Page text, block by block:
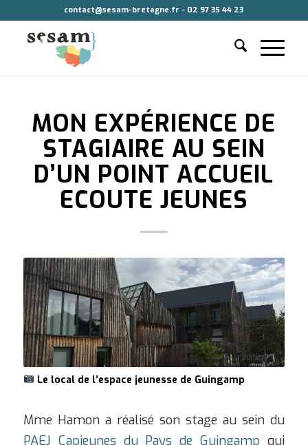
contact@sesam-bretagne.fr - 02 97 35 44 23
MON EXPÉRIENCE DE
STAGIAIRE AU SEIN
D’UN POINT ACCUEIL
ECOUTE JEUNES
Le local de l’espace jeunesse de Guingamp
Mme Hamon a réalisé son stage au sein du
PAEJ Capjeunes du Pays de Guingamp qui